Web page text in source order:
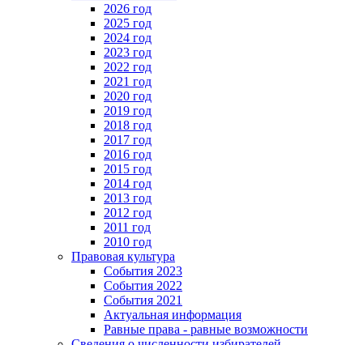
2026 год
2025 год
2024 год
2023 год
2022 год
2021 год
2020 год
2019 год
2018 год
2017 год
2016 год
2015 год
2014 год
2013 год
2012 год
2011 год
2010 год
Правовая культура
События 2023
События 2022
События 2021
Актуальная информация
Равные права - равные возможности